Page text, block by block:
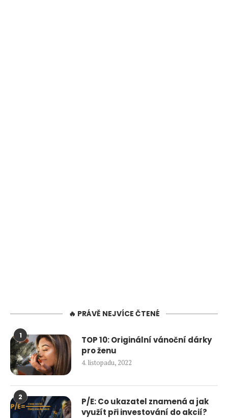
🔥 PRÁVĚ NEJVÍCE ČTENÉ
1
TOP 10: Originální vánoční dárky
pro ženu
4. listopadu, 2022
2
P/E: Co ukazatel znamená a jak
využít při investování do akcií?